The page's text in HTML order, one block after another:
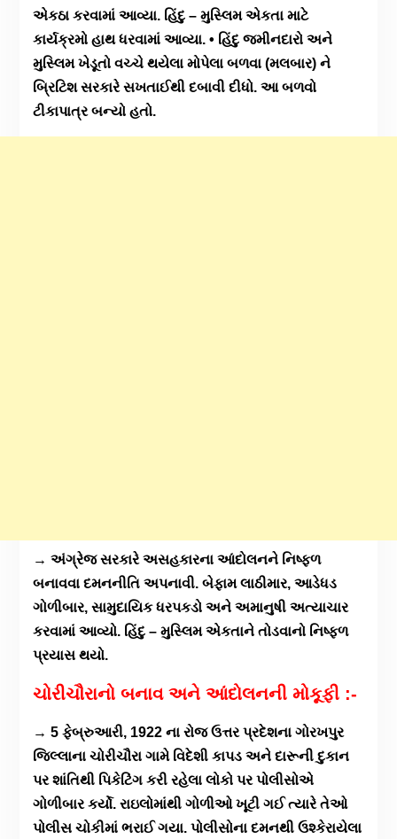
એકઠા કરવામાં આવ્યા. હિંદુ – મુસ્લિમ એકતા માટે
કાર્યક્રમો હાથ ધરવામાં આવ્યા. • હિંદુ જમીનદારો અને
મુસ્લિમ ખેડૂતો વચ્ચે થયેલા મોપેલા બળવા (મલબાર) ને
બ્રિટિશ સરકારે સખતાઈથી દબાવી દીધો. આ બળવો
ટીકાપાત્ર બન્યો હતો.
→ અંગ્રેજ સરકારે અસહકારના આંદોલનને નિષ્ફળ
બનાવવા દમનનીતિ અપનાવી. બેફામ લાઠીમાર, આડેધડ
ગોળીબાર, સામુદાયિક ધરપકડો અને અમાનુષી અત્યાચાર
કરવામાં આવ્યો. હિંદુ – મુસ્લિમ એકતાને તોડવાનો નિષ્ફળ
પ્રયાસ થયો.
ચોરીચૌરાનો બનાવ અને આંદોલનની મોકૂફી :-
→ 5 ફેબ્રુઆરી, 1922 ના રોજ ઉત્તર પ્રદેશના ગોરખપુર
જિલ્લાના ચોરીચૌરા ગામે વિદેશી કાપડ અને દારૂની દુકાન
પર શાંતિથી પિકેટિંગ કરી રહેલા લોકો પર પોલીસોએ
ગોળીબાર કર્યો. રાઇલોમાંથી ગોળીઓ ખૂટી ગઈ ત્યારે તેઓ
પોલીસ ચોકીમાં ભરાઈ ગયા. પોલીસોના દમનથી ઉશ્કેરાયેલા